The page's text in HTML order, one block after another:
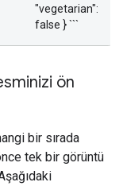
"vegetarian":
false } ```
ön
bir sırada
tek bir görüntü